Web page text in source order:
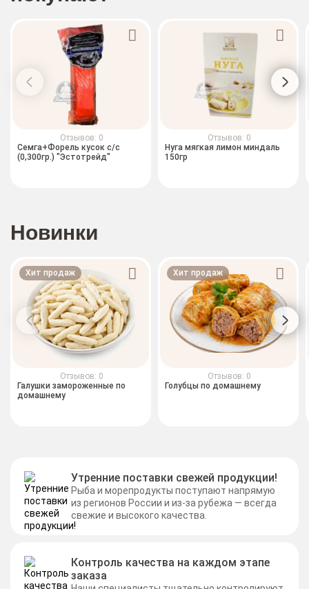
Отзывов: 0
Семга+Форель кусок с/с
(0,300гр.) "Эстотрейд"
Отзывов: 0
Нуга мягкая лимон миндаль
150гр
Новинки
Хит продаж
Отзывов: 0
Галушки замороженные по
домашнему
Хит продаж
Отзывов: 0
Голубцы по домашнему
Утренние поставки свежей продукции!
Рыба и морепродукты поступают напрямую
из регионов России и из-за рубежа — всегда
свежие и высокого качества.
Контроль качества на каждом этапе
заказа